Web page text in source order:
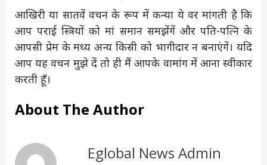
आखिरी या सातवें वचन के रूप में कन्या ये वर मांगती है कि
आप पराई स्त्रियों को मां समान समझेंगें और पति-पत्नि के
आपसी प्रेम के मध्य अन्य किसी को भागीदार न बनाएंगें। यदि
आप यह वचन मुझे दें तो ही मैं आपके वामांग में आना स्वीकार
करती हूँ।
About The Author
Eglobal News Admin